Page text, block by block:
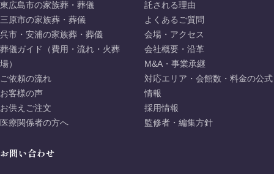
東広島市の家族葬・葬儀
三原市の家族葬・葬儀
呉市・安浦の家族葬・葬儀
葬儀ガイド（費用・流れ・火葬
場）
ご依頼の流れ
お客様の声
お供えご注文
医療関係者の方へ
託される理由
よくあるご質問
会場・アクセス
会社概要・沿革
M&A・事業承継
対応エリア・会館数・料金の公式
情報
採用情報
監修者・編集方針
お問い合わせ